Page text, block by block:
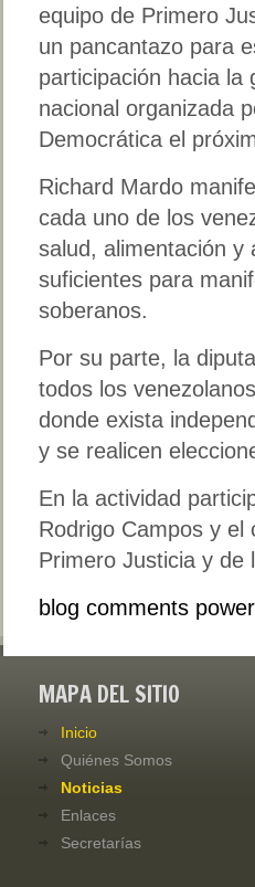
equipo de Primero
un pancantazo para
participación hacia la
nacional organizada
Democrática el
Richard Mardo
cada uno de los
salud, alimentación y
suficientes para
soberanos.
Por su parte, la
todos los
donde exista
y se realicen
En la actividad
Rodrigo Campos y el
Primero Justicia y de
blog comments
MAPA DEL SITIO
Inicio
Quiénes Somos
Noticias
Enlaces
Secretarías